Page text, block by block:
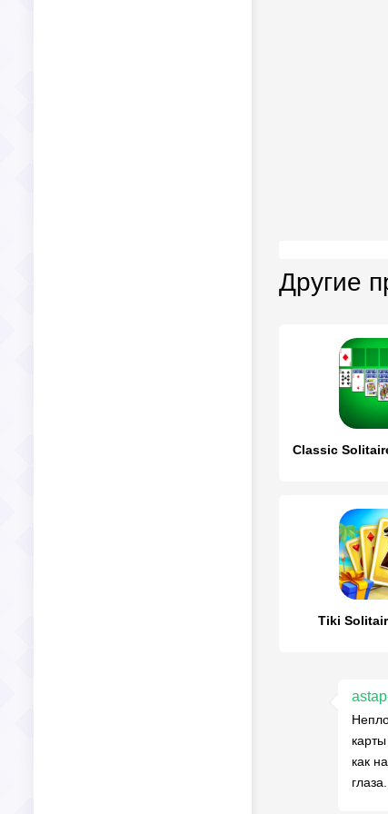
Другие
Classic
Tiki
как